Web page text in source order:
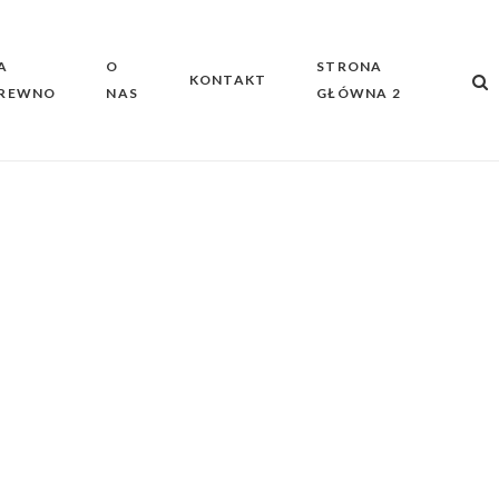
O
NAS
KONTAKT
STRONA
GŁÓWNA 2